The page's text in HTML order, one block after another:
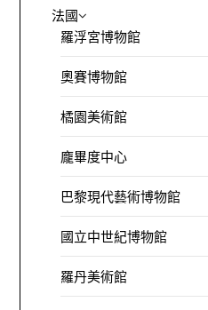
法國
羅浮宮博物館
奧賽博物館
橘園美術館
龐畢度中心
巴黎現代藝術博物館
國立中世紀博物館
羅丹美術館